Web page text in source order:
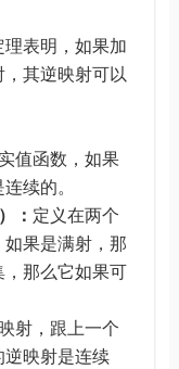
表明，如果加
其逆映射可以
值函数，如果
续的。
： 定义在两个
果是满射，那
那么它如果可
射，跟上一个
逆映射是连续